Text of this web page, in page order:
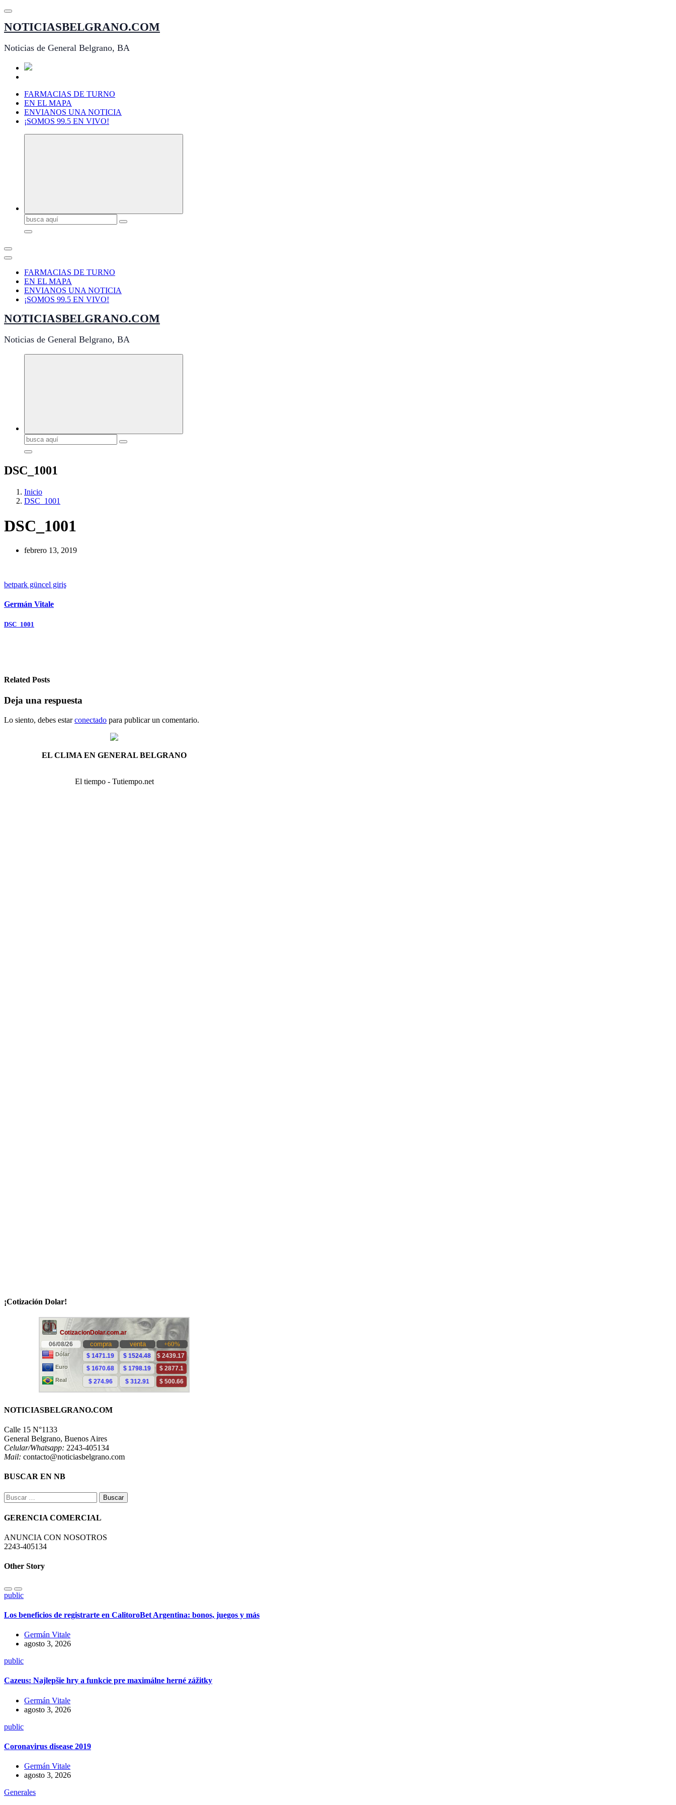
Saltar
contenido
NOTICIASBELGRANO.COM
Noticias de General Belgrano, BA
FARMACIAS DE TURNO
EN EL MAPA
ENVIANOS UNA NOTICIA
¡SOMOS 99.5 EN VIVO!
Buscar:
FARMACIAS DE TURNO
EN EL MAPA
ENVIANOS UNA NOTICIA
¡SOMOS 99.5 EN VIVO!
NOTICIASBELGRANO.COM
Noticias de General Belgrano, BA
Buscar:
DSC_1001
Inicio
DSC_1001
DSC_1001
febrero 13, 2019
betpark güncel giriş
Germán Vitale
Navegación
DSC_1001
Related Posts
Deja una respuesta
Lo siento, debes estarconectado para publicar un comentario.
EL CLIMA EN GENERAL BELGRANO
El tiempo - Tutiempo.net
¡Cotización Dolar!
NOTICIASBELGRANO.COM
Calle 15 N°1133
General Belgrano, Buenos Aires
Celular/Whatsapp: 2243-405134
Mail: contacto@noticiasbelgrano.com
BUSCAR EN NB
Buscar:
GERENCIA COMERCIAL
ANUNCIA CON NOSOTROS
2243-405134
Other Story
public
Los beneficios de registrarte en CalitoroBet Argentina: bonos, juegos y más
Germán Vitale
agosto 3, 2026
public
Cazeus: Najlepšie hry a funkcie pre maximálne herné zážitky
Germán Vitale
agosto 3, 2026
public
Coronavirus disease 2019
Germán Vitale
agosto 3, 2026
Generales